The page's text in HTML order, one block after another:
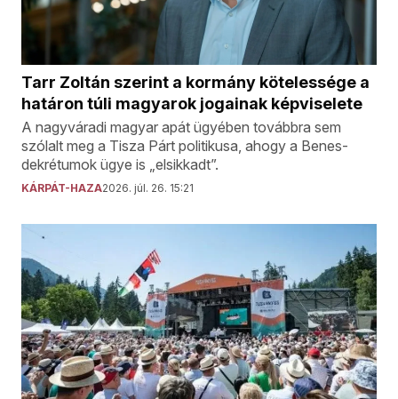
Tarr Zoltán szerint a kormány kötelessége a
határon túli magyarok jogainak képviselete
A nagyváradi magyar apát ügyében továbbra sem
szólalt meg a Tisza Párt politikusa, ahogy a Benes-
dekrétumok ügye is „elsikkadt”.
KÁRPÁT-HAZA2026. júl. 26. 15:21